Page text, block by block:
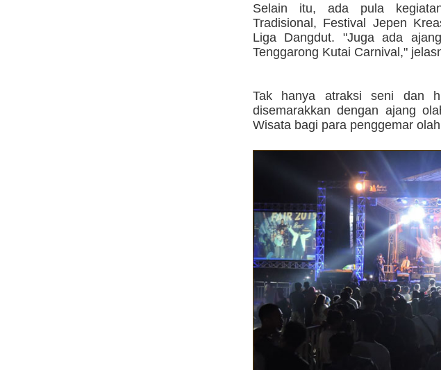
Selain itu, ada pula
Tradisional, Festival Jepen
Liga Dangdut. "Juga ada
Tenggarong Kutai Carnival,"
Tak hanya atraksi seni dan
disemarakkan dengan ajang
Wisata bagi para penggemar